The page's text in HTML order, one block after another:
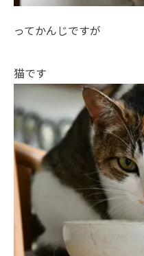
ってかんじですが
猫です